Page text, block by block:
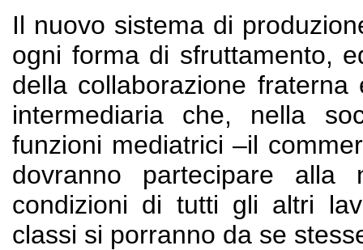
Il nuovo sistema di
ogni forma di sfruttamento,
della collaborazione
intermediaria che, nella
funzioni mediatrici –il
dovranno partecipare alla
condizioni di tutti gli altri
classi si porranno da se